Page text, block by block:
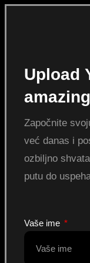
Upload
Započnite
već danas i
ozbiljno
putu do
Vaše ime